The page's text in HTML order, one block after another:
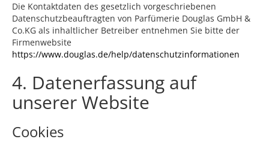
Die Kontaktdaten des gesetzlich vorgeschriebenen
Datenschutzbeauftragten von Parfümerie Douglas GmbH &
Co.KG als inhaltlicher Betreiber entnehmen Sie bitte der
Firmenwebsite
https://www.douglas.de/help/datenschutzinformationen
4. Datenerfassung auf
unserer Website
Cookies